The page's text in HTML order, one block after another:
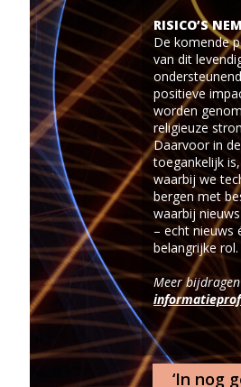
RISICO’S
De komende
van dit
positieve
worden
religieuze
Daarvoor in
toegankelijk
waarbij we
bergen met
waarbij
– echt nieuws
belangrijke rol.
Meer
‘In nog